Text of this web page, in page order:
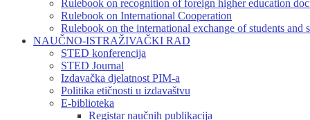
Rulebook on recognition of foreign higher education
Rulebook on International Cooperation
Rulebook on the international exchange of students and
NAUČNO-ISTRAŽIVAČKI RAD
STED konferencija
STED Journal
Izdavačka djelatnost PIM-a
Politika etičnosti u izdavaštvu
E-biblioteka
Registar naučnih publikacija